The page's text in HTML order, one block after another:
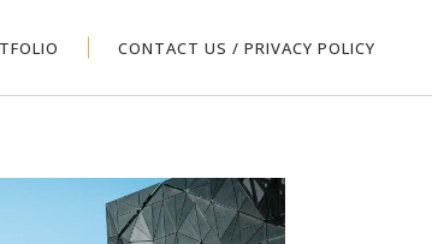
CONTACT US / PRIVACY POLICY